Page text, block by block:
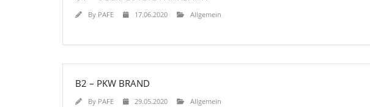
By PAFE 17.06.2020 Allgemein
B2 – PKW BRAND
By PAFE 29.05.2020 Allgemein